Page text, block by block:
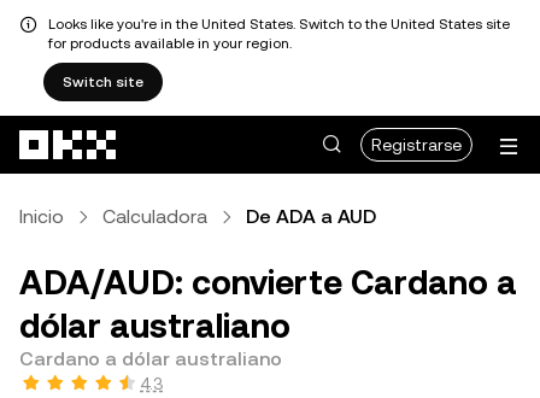
Looks like you're in the United States. Switch to the United States site
for products available in your region.
Switch site
Registrarse
Inicio Calculadora De ADA a AUD
ADA/AUD: convierte Cardano a
dólar australiano
Cardano a dólar australiano
4.3